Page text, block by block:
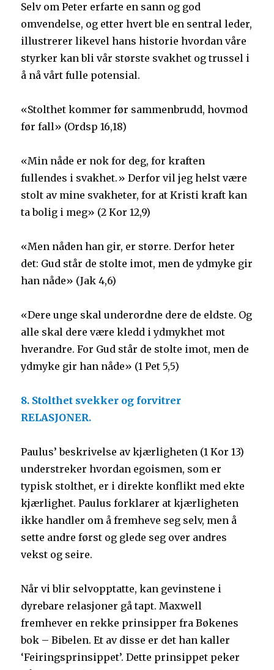
Selv om Peter erfarte en sann og god
omvendelse, og etter hvert ble en sentral leder,
illustrerer likevel hans historie hvordan våre
styrker kan bli vår største svakhet og trussel i
å nå vårt fulle potensial.
«Stolthet kommer før sammenbrudd, hovmod
før fall» (Ordsp 16,18)
«Min nåde er nok for deg, for kraften
fullendes i svakhet.» Derfor vil jeg helst være
stolt av mine svakheter, for at Kristi kraft kan
ta bolig i meg» (2 Kor 12,9)
«Men nåden han gir, er større. Derfor heter
det: Gud står de stolte imot, men de ydmyke gir
han nåde» (Jak 4,6)
«Dere unge skal underordne dere de eldste. Og
alle skal dere være kledd i ydmykhet mot
hverandre. For Gud står de stolte imot, men de
ydmyke gir han nåde» (1 Pet 5,5)
8. Stolthet svekker og forvitrer
RELASJONER.
Paulus’ beskrivelse av kjærligheten (1 Kor 13)
understreker hvordan egoismen, som er
typisk stolthet, er i direkte konflikt med ekte
kjærlighet. Paulus forklarer at kjærligheten
ikke handler om å fremheve seg selv, men å
sette andre først og glede seg over andres
vekst og seire.
Når vi blir selvopptatte, kan gevinstene i
dyrebare relasjoner gå tapt. Maxwell
fremhever en rekke prinsipper fra Bøkenes
bok – Bibelen. Et av disse er det han kaller
‘Feiringsprinsippet’. Dette prinsippet peker